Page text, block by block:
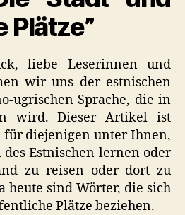
Plätze
Plätze”
liebe Leserinnen und
wir uns der estnischen
ugrischen Sprache, die in
wird. Dieser Artikel ist
diejenigen unter Ihnen,
Estnischen lernen oder
zu reisen oder dort zu
heute sind Wörter, die sich
Plätze beziehen.